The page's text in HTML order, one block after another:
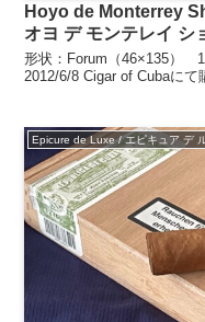
Hoyo de Monterrey
オヨ デ モンテレイ シ
形状：Forum（46×135）
2012/6/8 Cigar of Cubaに
Epicure de Luxe / エピキュア デ